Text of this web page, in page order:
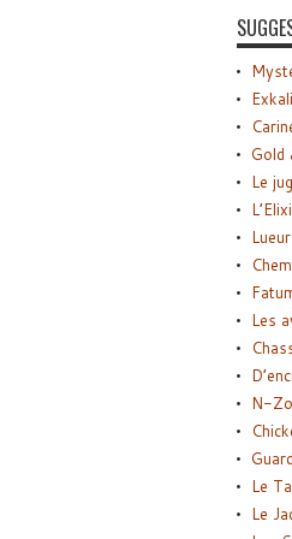
Gold
Le
Lueur
Les
N-
Le
Le